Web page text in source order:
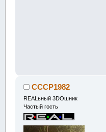
CCCP1982
REALьный 3DOшник
Частый гость